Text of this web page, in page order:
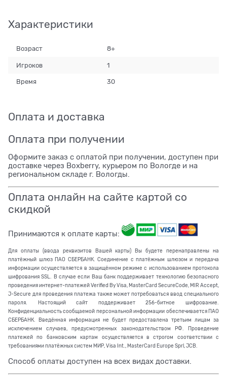
Характеристики
Возраст 8+
Игроков 1
Время 30
Оплата и доставка
Оплата при получении
Оформите заказ с оплатой при получении, доступен при
доставке через Boxberry, курьером по Вологде и на
региональном складе г. Вологды.
Оплата онлайн на сайте картой со
скидкой
Принимаются к оплате карты:
Для оплаты (ввода реквизитов Вашей карты) Вы будете перенаправлены на
платёжный шлюз ПАО СБЕРБАНК. Соединение с платёжным шлюзом и передача
информации осуществляется в защищённом режиме с использованием протокола
шифрования SSL. В случае если Ваш банк поддерживает технологию безопасного
проведения интернет-платежей Verified By Visa, MasterCard SecureCode, MIR Accept,
J-Secure для проведения платежа также может потребоваться ввод специального
пароля. Настоящий сайт поддерживает 256-битное шифрование.
Конфиденциальность сообщаемой персональной информации обеспечивается ПАО
СБЕРБАНК. Введённая информация не будет предоставлена третьим лицам за
исключением случаев, предусмотренных законодательством РФ. Проведение
платежей по банковским картам осуществляется в строгом соответствии с
требованиями платёжных систем МИР, Visa Int., MasterCard Europe Sprl, JCB.
Способ оплаты доступен на всех видах доставки.